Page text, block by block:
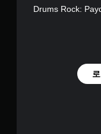
Drums Rock: